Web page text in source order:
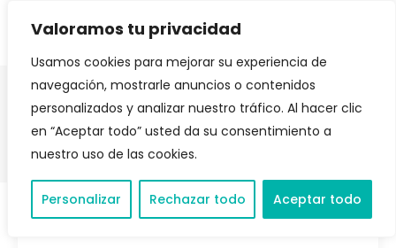
Valoramos tu privacidad
Usamos cookies para mejorar su experiencia de
navegación, mostrarle anuncios o contenidos
personalizados y analizar nuestro tráfico. Al hacer clic
en “Aceptar todo” usted da su consentimiento a
nuestro uso de las cookies.
Personalizar Rechazar todo Aceptar todo
Cases